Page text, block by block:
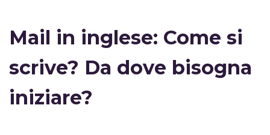
Mail in inglese: Come si
scrive? Da dove bisogna
iniziare?